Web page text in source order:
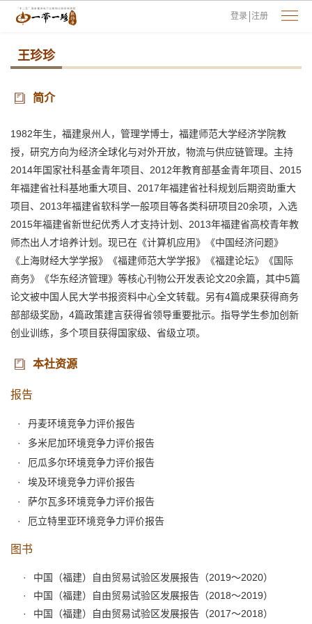
登录 注册
王珍珍
简介
1982年生，福建泉州人，管理学博士，福建师范大学经济学院教
授，研究方向为经济全球化与对外开放，物流与供应链管理。主持
2014年国家社科基金青年项目、2012年教育部基金青年项目、2015
年福建省社科基地重大项目、2017年福建省社科规划后期资助重大
项目、2013年福建省软科学一般项目等各类科研项目20余项，入选
2015年福建省新世纪优秀人才支持计划、2013年福建省高校青年教
师杰出人才培养计划。现已在《计算机应用》《中国经济问题》
《上海财经大学学报》《福建师范大学学报》《福建论坛》《国际
商务》《华东经济管理》等核心刊物公开发表论文20余篇，其中5篇
论文被中国人民大学书报资料中心全文转载。另有4篇成果获得商务
部部级奖励，4篇政策建言获得省领导重要批示。指导学生参加创新
创业训练，多个项目获得国家级、省级立项。
本社资源
报告
丹麦环境竞争力评价报告
多米尼加环境竞争力评价报告
厄瓜多尔环境竞争力评价报告
埃及环境竞争力评价报告
萨尔瓦多环境竞争力评价报告
厄立特里亚环境竞争力评价报告
图书
中国（福建）自由贸易试验区发展报告（2019～2020）
中国（福建）自由贸易试验区发展报告（2018～2019）
中国（福建）自由贸易试验区发展报告（2017～2018）